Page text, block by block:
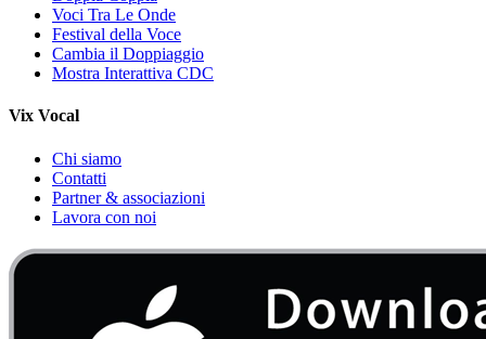
Voci Tra Le Onde
Festival della Voce
Cambia il Doppiaggio
Mostra Interattiva CDC
Vix Vocal
Chi siamo
Contatti
Partner & associazioni
Lavora con noi